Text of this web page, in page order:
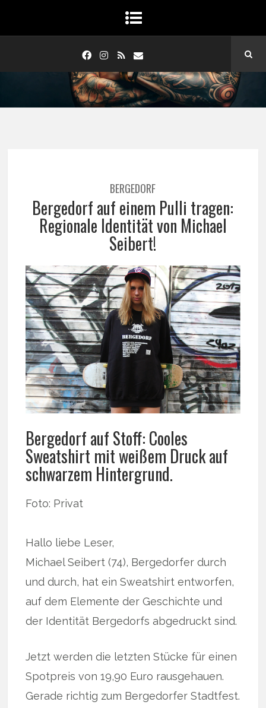
BERGEDORF
Bergedorf auf einem Pulli tragen:
Regionale Identität von Michael
Seibert!
Bergedorf auf Stoff: Cooles
Sweatshirt mit weißem Druck auf
schwarzem Hintergrund.
Foto: Privat
Hallo liebe Leser,
Michael Seibert (74), Bergedorfer durch
und durch, hat ein Sweatshirt entworfen,
auf dem Elemente der Geschichte und
der Identität Bergedorfs abgedruckt sind.
Jetzt werden die letzten Stücke für einen
Spotpreis von 19,90 Euro rausgehauen.
Gerade richtig zum Bergedorfer Stadtfest.